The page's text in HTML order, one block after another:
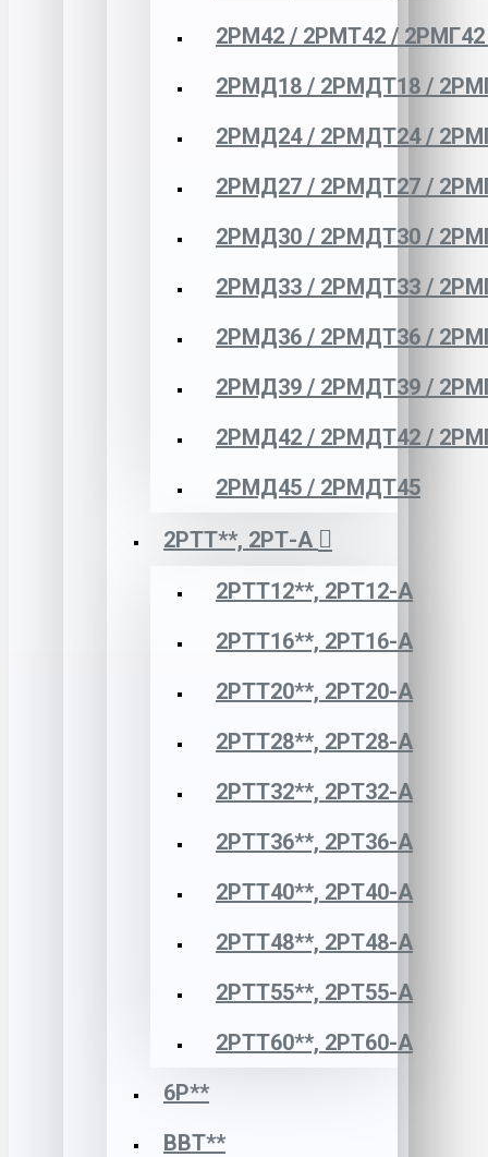
2РМ42 / 2РМТ42 /
2РМД18 / 2РМДТ18 /
2РМД24 / 2РМДТ24 /
2РМД27 / 2РМДТ27 /
2РМД30 / 2РМДТ30 /
2РМД33 / 2РМДТ33 /
2РМД36 / 2РМДТ36 /
2РМД39 / 2РМДТ39 /
2РМД42 / 2РМДТ42 /
2РМД45 / 2РМДТ45
2РТТ**, 2РТ-А
2РТТ12**, 2РТ12-А
2РТТ16**, 2РТ16-А
2РТТ20**, 2РТ20-А
2РТТ28**, 2РТ28-А
2РТТ32**, 2РТ32-А
2РТТ36**, 2РТ36-А
2РТТ40**, 2РТ40-А
2РТТ48**, 2РТ48-А
2РТТ55**, 2РТ55-А
2РТТ60**, 2РТ60-А
6Р**
ВВТ**